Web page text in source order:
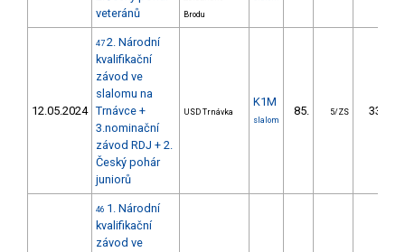
veteránů
Brodu
12.05.2024
47 2. Národní
kvalifikační
závod ve
slalomu na
Trnávce +
3.nominační
závod RDJ + 2.
Český pohár
juniorů
USD Trnávka
K1M
slalom
85. 5/ZS 33.10
46 1. Národní
kvalifikační
závod ve